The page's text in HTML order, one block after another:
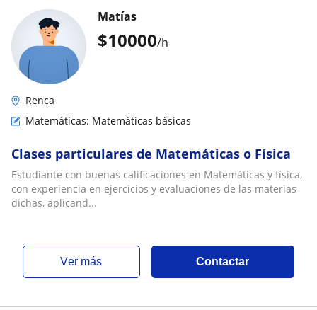
$10000/h
Matías
Renca
Matemáticas: Matemáticas básicas
Clases particulares de Matemáticas o Física
Estudiante con buenas calificaciones en Matemáticas y física,
con experiencia en ejercicios y evaluaciones de las materias
dichas, aplicand...
ver más Contactar